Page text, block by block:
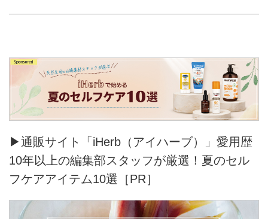
▶通販サイト「iHerb（アイハーブ）」愛用歴
10年以上の編集部スタッフが厳選！夏のセル
フケアアイテム10選［PR］